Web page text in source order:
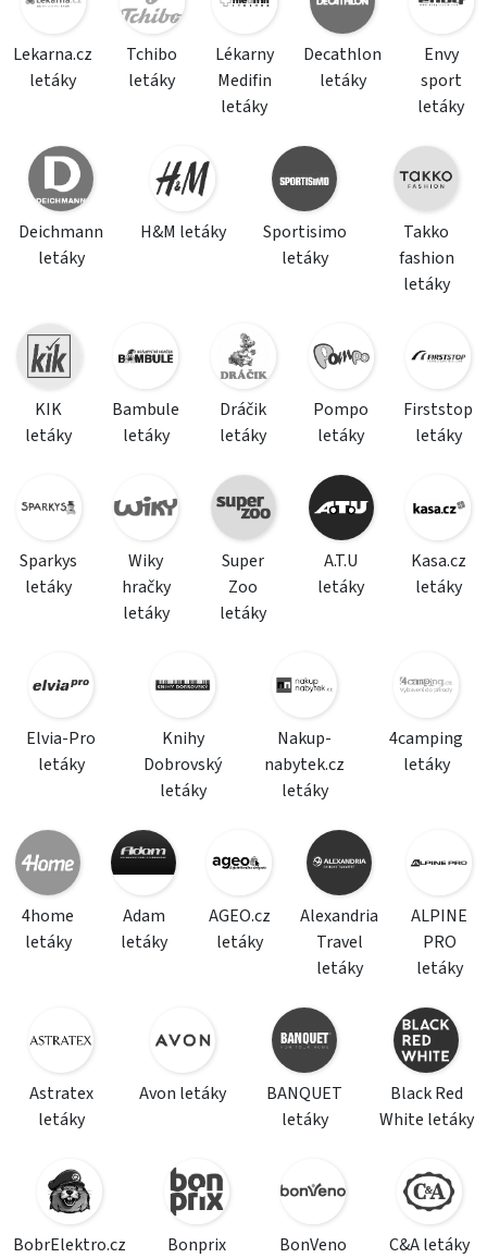
Lekarna.cz
letáky
Tchibo
letáky
Lékarny
Medifin
letáky
Decathlon
letáky
Envy
sport
letáky
Deichmann
letáky
H&M letáky
Sportisimo
letáky
Takko
fashion
letáky
KIK
letáky
Bambule
letáky
Dráčik
letáky
Pompo
letáky
Firststop
letáky
Sparkys
letáky
Wiky
hračky
letáky
Super
Zoo
letáky
A.T.U
letáky
Kasa.cz
letáky
Elvia-Pro
letáky
Knihy
Dobrovský
letáky
Nakup-
nabytek.cz
letáky
4camping
letáky
4home
letáky
Adam
letáky
AGEO.cz
letáky
Alexandria
Travel
letáky
ALPINE
PRO
letáky
Astratex
letáky
Avon letáky
BANQUET
letáky
Black Red
White letáky
BobrElektro.cz
Bonprix
BonVeno
C&A letáky